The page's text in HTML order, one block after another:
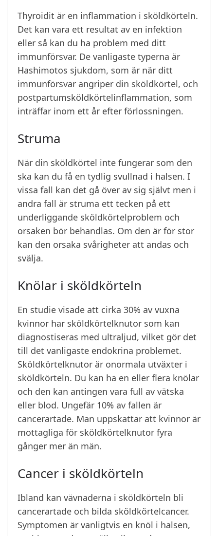
Thyroidit är en inflammation i sköldkörteln.
Det kan vara ett resultat av en infektion
eller så kan du ha problem med ditt
immunförsvar. De vanligaste typerna är
Hashimotos sjukdom, som är när ditt
immunförsvar angriper din sköldkörtel, och
postpartumsköldkörtelinflammation, som
inträffar inom ett år efter förlossningen.
Struma
När din sköldkörtel inte fungerar som den
ska kan du få en tydlig svullnad i halsen. I
vissa fall kan det gå över av sig självt men i
andra fall är struma ett tecken på ett
underliggande sköldkörtelproblem och
orsaken bör behandlas. Om den är för stor
kan den orsaka svårigheter att andas och
svälja.
Knölar i sköldkörteln
En studie visade att cirka 30% av vuxna
kvinnor har sköldkörtelknutor som kan
diagnostiseras med ultraljud, vilket gör det
till det vanligaste endokrina problemet.
Sköldkörtelknutor är onormala utväxter i
sköldkörteln. Du kan ha en eller flera knölar
och den kan antingen vara full av vätska
eller blod. Ungefär 10% av fallen är
cancerartade. Man uppskattar att kvinnor är
mottagliga för sköldkörtelknutor fyra
gånger mer än män.
Cancer i sköldkörteln
Ibland kan vävnaderna i sköldkörteln bli
cancerartade och bilda sköldkörtelcancer.
Symptomen är vanligtvis en knöl i halsen,